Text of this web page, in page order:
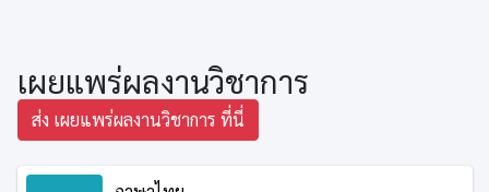
เผยแพร่ผลงานวิชาการ
ส่ง เผยแพร่ผลงานวิชาการ ที่นี่